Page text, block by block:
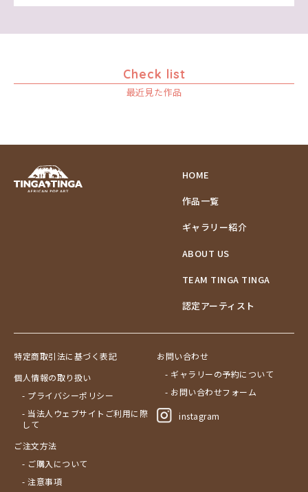
Check list
最近見た作品
HOME
作品一覧
ギャラリー紹介
ABOUT US
TEAM TINGA TINGA
認定アーティスト
特定商取引法に基づく表記
個人情報の取り扱い
- プライバシーポリシー
- 当法人ウェブサイトご利用に際
して
ご注文方法
- ご購入について
- 注意事項
お問い合わせ
- ギャラリーの予約について
- お問い合わせフォーム
instagram